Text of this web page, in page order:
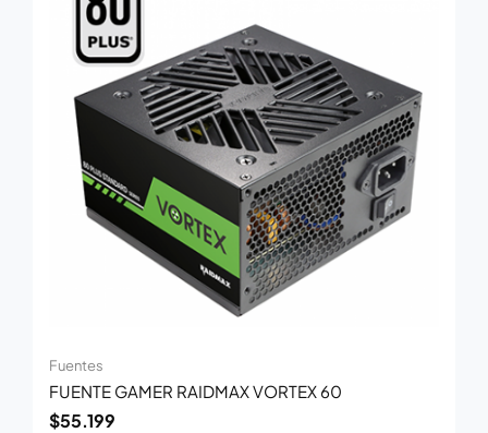
Fuentes
FUENTE GAMER RAIDMAX VORTEX 60
$55.199